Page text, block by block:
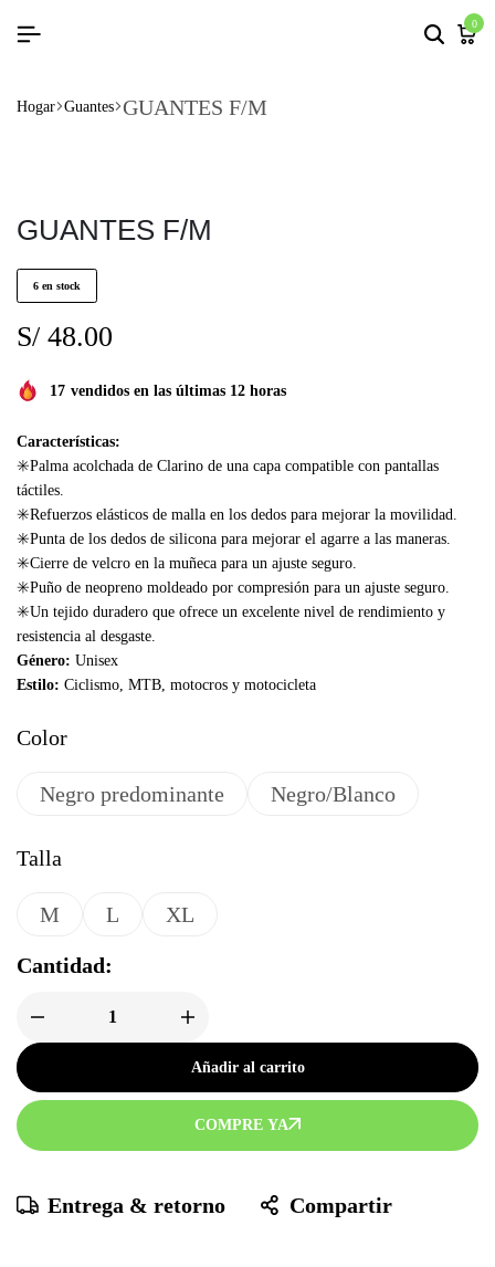
0
Hogar Guantes GUANTES F/M
GUANTES F/M
6 en stock
S/ 48.00
17 vendidos en las últimas 12 horas
Características:
✳️Palma acolchada de Clarino de una capa compatible con pantallas
táctiles.
✳️Refuerzos elásticos de malla en los dedos para mejorar la movilidad.
✳️Punta de los dedos de silicona para mejorar el agarre a las maneras.
✳️Cierre de velcro en la muñeca para un ajuste seguro.
✳️Puño de neopreno moldeado por compresión para un ajuste seguro.
✳️Un tejido duradero que ofrece un excelente nivel de rendimiento y
resistencia al desgaste.
Género: Unisex
Estilo: Ciclismo, MTB, motocros y motocicleta
Color
Negro predominante Negro/Blanco
Talla
M L XL
Cantidad:
Añadir al carrito
COMPRE YA
Entrega & retorno Compartir